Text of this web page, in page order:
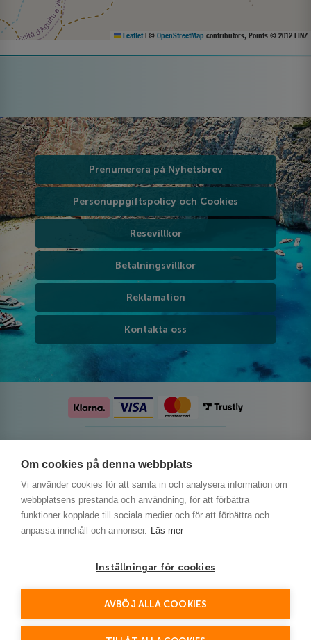
Om cookies på denna webbplats
Vi använder cookies för att samla in och analysera information om
webbplatsens prestanda och användning, för att förbättra
funktioner kopplade till sociala medier och för att förbättra och
anpassa innehåll och annonser. Läs mer
Inställningar för cookies
AVBÖJ ALLA COOKIES
Leaflet | © OpenStreetMap contributors, Points © 2012 LINZ
Prenumerera på Nyhetsbrev
Personuppgiftspolicy och Cookies
Resevillkor
Betalningsvillkor
Reklamation
Kontakta oss
This site is protected by reCAPTCHA and the Google
andTerms of Service apply.